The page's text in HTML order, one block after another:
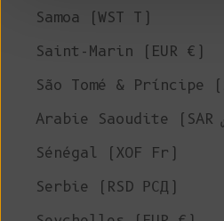
Samoa (WST T)
Saint-Marin (EUR €)
São Tomé & Príncipe
Sénégal (XOF Fr)
Serbie (RSD РСД)